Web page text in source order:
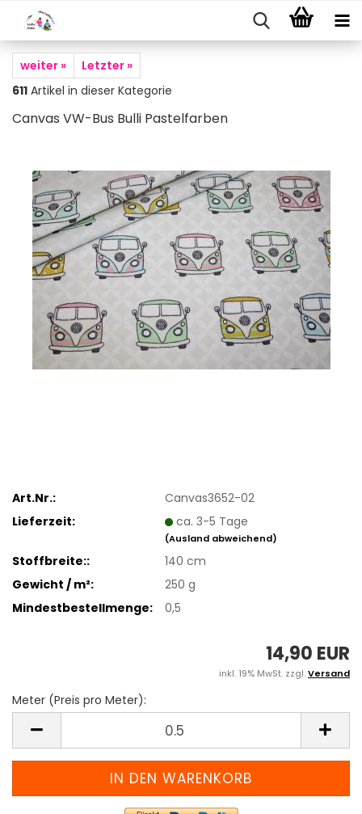
weiter »
Letzter »
611 Artikel in dieser Kategorie
Canvas VW-Bus Bulli Pastelfarben
Art.Nr.:
Canvas3652-02
Lieferzeit:
ca. 3-5 Tage
(Ausland abweichend)
Stoffbreite::
140 cm
Gewicht / m²:
250 g
Mindestbestellmenge:
0,5
14,90 EUR
inkl. 19% MwSt. zzgl.Versand
Meter (Preis pro Meter):
(Preis
pro